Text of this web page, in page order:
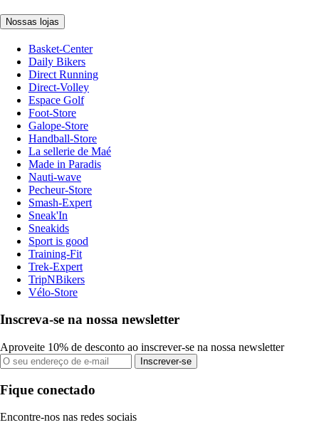
Nossas lojas
Basket-Center
Daily Bikers
Direct Running
Direct-Volley
Espace Golf
Foot-Store
Galope-Store
Handball-Store
La sellerie de Maé
Made in Paradis
Nauti-wave
Pecheur-Store
Smash-Expert
Sneak'In
Sneakids
Sport is good
Training-Fit
Trek-Expert
TripNBikers
Vélo-Store
Inscreva-se na nossa newsletter
Aproveite 10% de desconto ao inscrever-se na nossa newsletter
Inscrever-se
Fique conectado
Encontre-nos nas redes sociais